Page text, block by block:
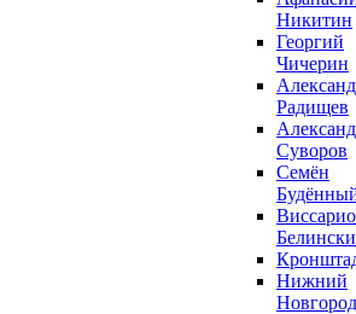
Никитин
Георгий
Чичерин
Радищев
Суворов
Семён
Нижний
Новгород